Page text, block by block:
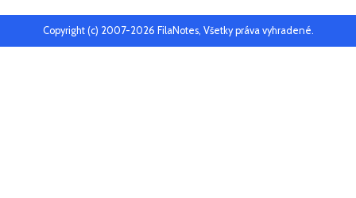
Copyright (c) 2007-2026 FilaNotes, Všetky práva vyhradené.